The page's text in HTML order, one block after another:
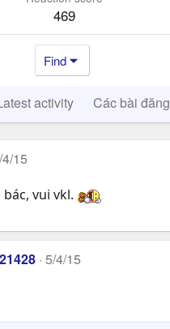
469
Find
activity Các bài đăng
15
vui vkl.
5/4/15